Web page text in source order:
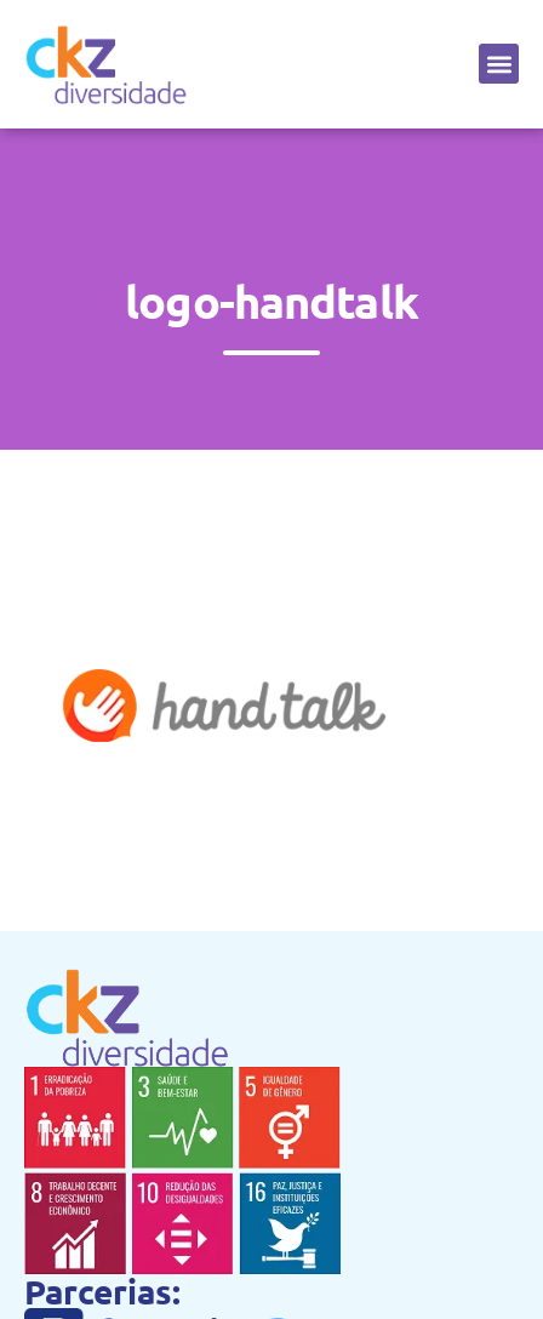
logo-handtalk
Parcerias: